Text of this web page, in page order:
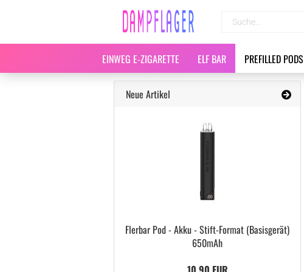
EINWEG E-ZIGARETTE ELF BAR PREFILLED PODS
Neue Artikel
Flerbar Pod - Akku - Stift-Format (Basisgerät)
650mAh